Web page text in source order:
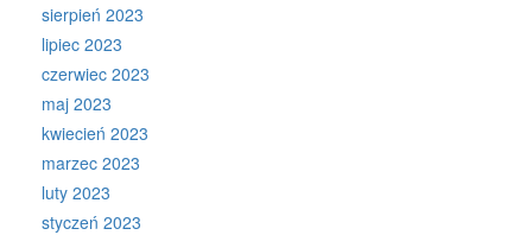
sierpień 2023
lipiec 2023
czerwiec 2023
maj 2023
kwiecień 2023
marzec 2023
luty 2023
styczeń 2023